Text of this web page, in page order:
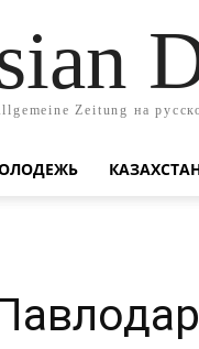
Zeitung на